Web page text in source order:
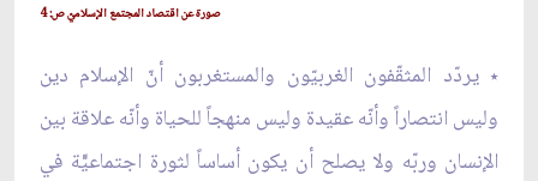
صورة عن اقتصاد المجتمع الإسلاميّ ص: 4
٭ يردّد المثقّفون الغربيّون والمستغربون أنّ الإسلام دين
وليس انتصاراً وأنّه عقيدة وليس منهجاً للحياة وأنّه علاقة بين
الإنسان وربّه ولا يصلح أن يكون أساساً لثورة اجتماعيّّة في